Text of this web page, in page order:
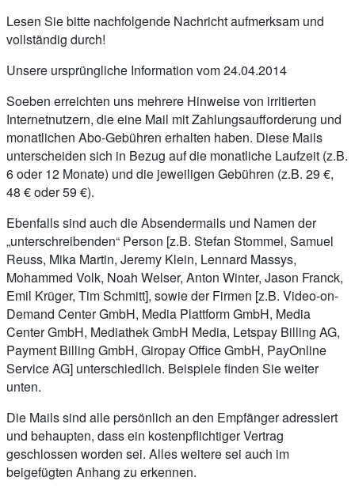
Lesen Sie bitte nachfolgende Nachricht aufmerksam und
vollständig durch!
Unsere ursprüngliche Information vom 24.04.2014
Soeben erreichten uns mehrere Hinweise von irritierten
Internetnutzern, die eine Mail mit Zahlungsaufforderung und
monatlichen Abo-Gebühren erhalten haben. Diese Mails
unterscheiden sich in Bezug auf die monatliche Laufzeit (z.B.
6 oder 12 Monate) und die jeweiligen Gebühren (z.B. 29 €,
48 € oder 59 €).
Ebenfalls sind auch die Absendermails und Namen der
„unterschreibenden“ Person [z.B. Stefan Stommel, Samuel
Reuss, Mika Martin, Jeremy Klein, Lennard Massys,
Mohammed Volk, Noah Welser, Anton Winter, Jason Franck,
Emil Krüger, Tim Schmitt], sowie der Firmen [z.B. Video-on-
Demand Center GmbH, Media Plattform GmbH, Media
Center GmbH, Mediathek GmbH Media, Letspay Billing AG,
Payment Billing GmbH, Giropay Office GmbH, PayOnline
Service AG] unterschiedlich. Beispiele finden Sie weiter
unten.
Die Mails sind alle persönlich an den Empfänger adressiert
und behaupten, dass ein kostenpflichtiger Vertrag
geschlossen worden sei. Alles weitere sei auch im
beigefügten Anhang zu erkennen.